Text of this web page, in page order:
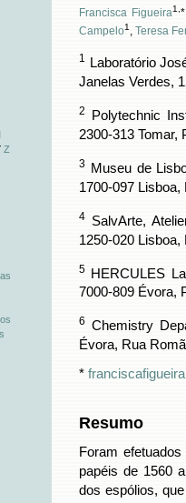
Z
Francisca Figueira1,
Campelo1, Teresa
1 Laboratório
Janelas Verdes,
2
Polytechnic
2300-313 Tomar,
3 Museu de
1700-097 Lisboa,
4 SalvArte,
1250-020 Lisboa,
5 HERCULES
7000-809 Évora,
6 Chemistry
Évora, Rua
*
Resumo
Foram
papéis de 1560
dos espólios,